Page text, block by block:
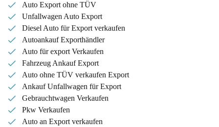
Auto Export ohne TÜV
Unfallwagen Auto Export
Diesel Auto für Export verkaufen
Autoankauf Exporthändler
Auto für export Verkaufen
Fahrzeug Ankauf Export
Auto ohne TÜV verkaufen Export
Ankauf Unfallwagen für Export
Gebrauchtwagen Verkaufen
Pkw Verkaufen
Auto an Export verkaufen